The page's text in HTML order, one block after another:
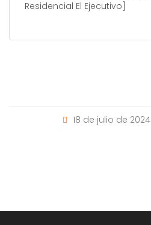
18 de julio de 2024